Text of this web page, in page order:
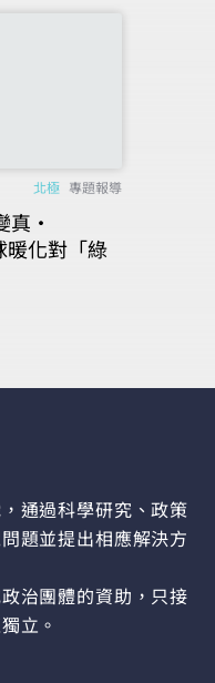
北極 專題報導
真‧
化對「綠
通過科學研究、政策
題並提出相應解決方
治團體的資助，只接
立。